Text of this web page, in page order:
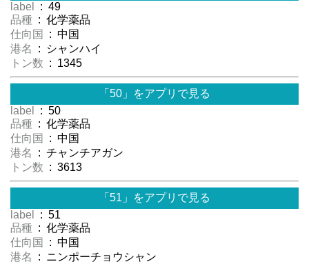
label
: 49
品種 : 化学薬品
仕向国
: 中国
港名
: シャンハイ
トン数 : 1345
「50」をアプリで見る
label
: 50
品種 : 化学薬品
仕向国
: 中国
港名
: チャンチアガン
トン数 : 3613
「51」をアプリで見る
label
: 51
品種 : 化学薬品
仕向国
: 中国
港名
: ニンポーチョウシャン